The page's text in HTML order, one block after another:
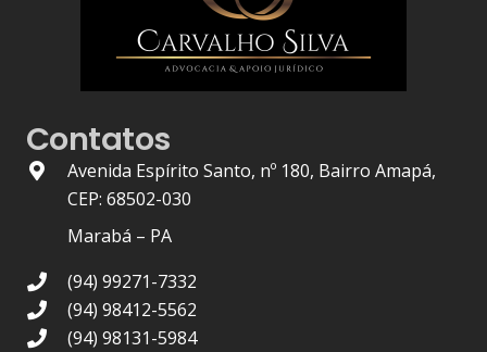
Contatos
Avenida Espírito Santo, nº 180, Bairro Amapá,
CEP: 68502-030
Marabá – PA
(94) 99271-7332
(94) 98412-5562
(94) 98131-5984